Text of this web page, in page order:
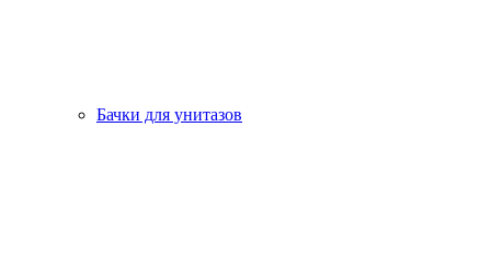
Бачки для унитазов